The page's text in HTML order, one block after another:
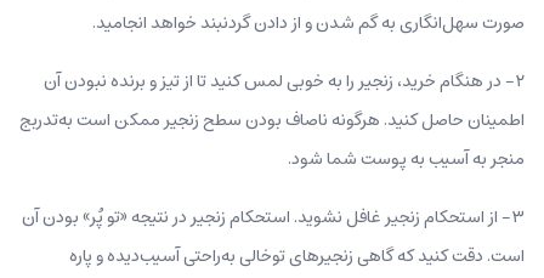
صورت سهل‌انگاری به گم شدن و از دادن گردنبند خواهد انجامید.
۲- در هنگام خرید، زنجیر را به خوبی لمس کنید تا از تیز و برنده نبودن آن
اطمینان حاصل کنید. هرگونه ناصاف بودن سطح زنجیر ممکن است به‌تدربج
منجر به آسیب به پوست شما شود.
۳- از استحکام زنجیر غافل نشوید. استحکام زنجیر در نتیجه «تو پٌر» بودن آن
است. دقت کنید که گاهی زنجیرهای توخالی به‌راحتی آسیب‌دیده و پاره